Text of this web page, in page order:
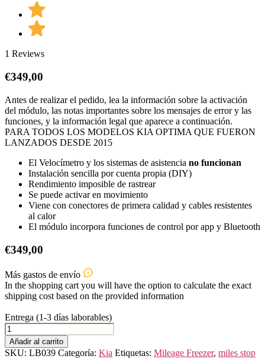
1 Reviews
€349,00
Antes de realizar el pedido, lea la información sobre la activación
del módulo, las notas importantes sobre los mensajes de error y las
funciones, y la información legal que aparece a continuación.
PARA TODOS LOS MODELOS KIA OPTIMA QUE FUERON
LANZADOS DESDE 2015
El Velocímetro y los sistemas de asistencia no funcionan
Instalación sencilla por cuenta propia (DIY)
Rendimiento imposible de rastrear
Se puede activar en movimiento
Viene con conectores de primera calidad y cables resistentes
al calor
El módulo incorpora funciones de control por app y Bluetooth
€349,00
Más gastos de envío
In the shopping cart you will have the option to calculate the exact
shipping cost based on the provided information
Entrega (1-3 días laborables)
KIA
OPTIMA
cantidad
Añadir al carrito
SKU: LB039 Categoría: Kia Etiquetas: Mileage Freezer, miles stop